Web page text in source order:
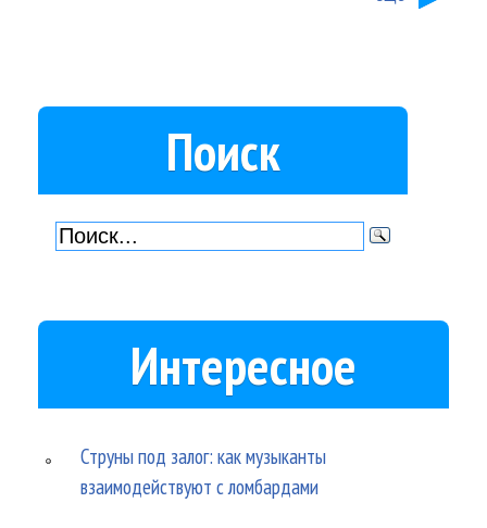
Поиск
Интересное
Струны под залог: как музыканты
взаимодействуют с ломбардами